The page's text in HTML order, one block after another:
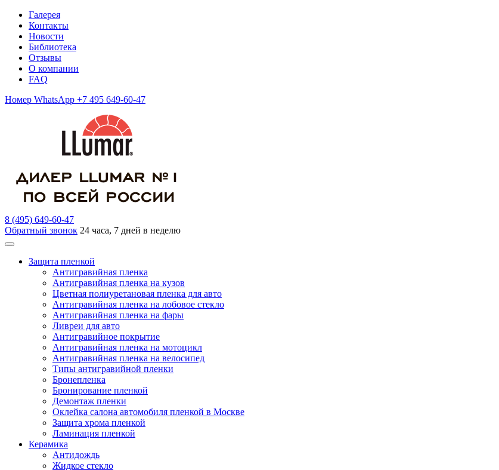
Галерея
Контакты
Новости
Библиотека
Отзывы
О компании
FAQ
Номер WhatsApp +7 495 649-60-47
8 (495) 649-60-47
Обратный звонок 24 часа, 7 дней в неделю
Защита пленкой
Антигравийная пленка
Антигравийная пленка на кузов
Цветная полиуретановая пленка для авто
Антигравийная пленка на лобовое стекло
Антигравийная пленка на фары
Ливреи для авто
Антигравийное покрытие
Антигравийная пленка на мотоцикл
Антигравийная пленка на велосипед
Типы антигравийной пленки
Бронепленка
Бронирование пленкой
Демонтаж пленки
Оклейка салона автомобиля пленкой в Москве
Защита хрома пленкой
Ламинация пленкой
Керамика
Антидождь
Жидкое стекло